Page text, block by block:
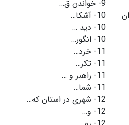
9- خواندن ق…
10- آشکا…
10- دید …
10- انگور…
11- خرد…
11- تکر…
11- راهبر و …
11- شما…
12- شهری در استان که…
12- و…